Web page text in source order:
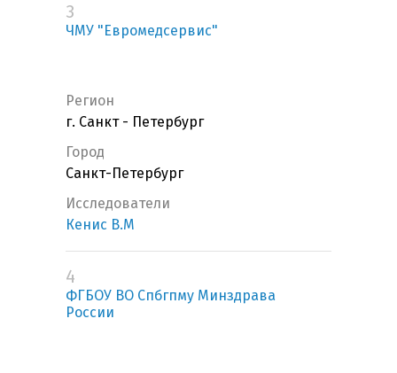
3
ЧМУ "Евромедсервис"
Регион
г. Санкт - Петербург
Город
Санкт-Петербург
Исследователи
Кенис В.М
4
ФГБОУ ВО Спбгпму Минздрава
России